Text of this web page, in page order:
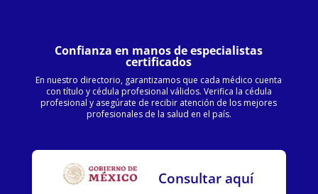
Confianza en manos de especialistas
certificados
En nuestro directorio, garantizamos que cada médico cuenta
con título y cédula profesional válidos. Verifica la cédula
profesional y asegúrate de recibir atención de los mejores
profesionales de la salud en el país.
Consultar aquí